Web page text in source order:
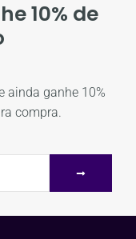
10% de
ainda ganhe 10%
compra.